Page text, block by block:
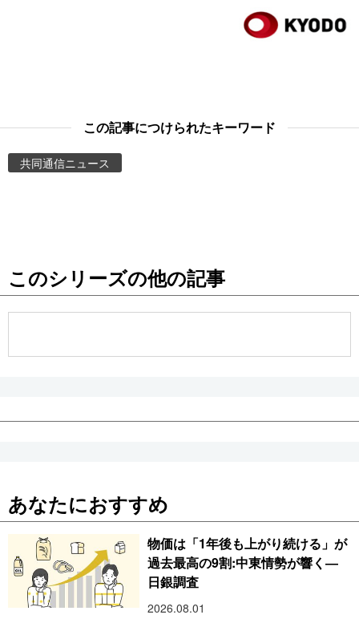
東京
この記事につけられたキーワード
共同通信ニュース
このシリーズの他の記事
あなたにおすすめ
物価は「1年後も上がり続ける」が
過去最高の9割:中東情勢が響く―
日銀調査
2026.08.01